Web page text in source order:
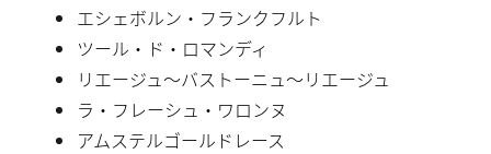
エシェボルン・フランクフルト
ツール・ド・ロマンディ
リエージュ〜バストーニュ〜リエージュ
ラ・フレーシュ・ワロンヌ
アムステルゴールドレース